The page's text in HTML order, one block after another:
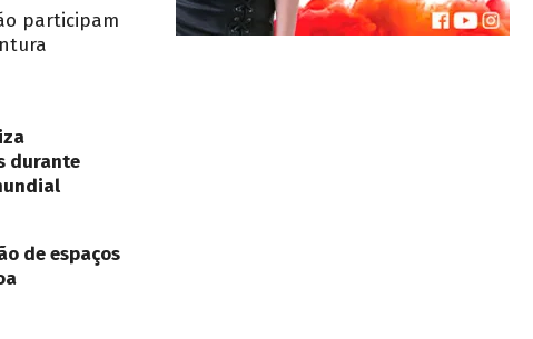
participam
durante
de espaços